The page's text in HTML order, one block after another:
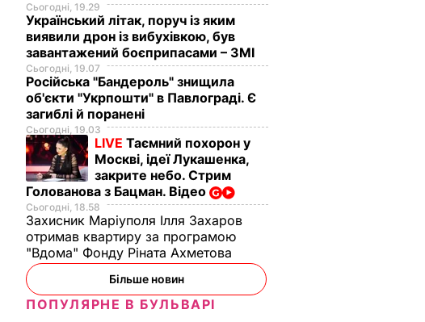
Сьогодні, 19.29
Український літак, поруч із яким
виявили дрон із вибухівкою, був
завантажений боєприпасами – ЗМІ
Сьогодні, 19.07
Російська "Бандероль" знищила
об'єкти "Укрпошти" в Павлограді. Є
загиблі й поранені
Сьогодні, 19.03
LIVE Таємний похорон у
Москві, ідеї Лукашенка,
закрите небо. Стрим
Голованова з Бацман. Відео
Сьогодні, 18.58
Захисник Маріуполя Ілля Захаров
отримав квартиру за програмою
"Вдома" Фонду Ріната Ахметова
Більше новин
ПОПУЛЯРНЕ В БУЛЬВАРІ